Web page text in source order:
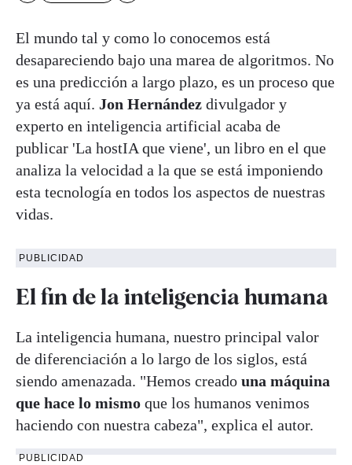
El mundo tal y como lo conocemos está
desapareciendo bajo una marea de algoritmos. No
es una predicción a largo plazo, es un proceso que
ya está aquí. Jon Hernández divulgador y
experto en inteligencia artificial acaba de
publicar 'La hostIA que viene', un libro en el que
analiza la velocidad a la que se está imponiendo
esta tecnología en todos los aspectos de nuestras
vidas.
PUBLICIDAD
El fin de la inteligencia humana
La inteligencia humana, nuestro principal valor
de diferenciación a lo largo de los siglos, está
siendo amenazada. "Hemos creado una máquina
que hace lo mismo que los humanos venimos
haciendo con nuestra cabeza", explica el autor.
PUBLICIDAD